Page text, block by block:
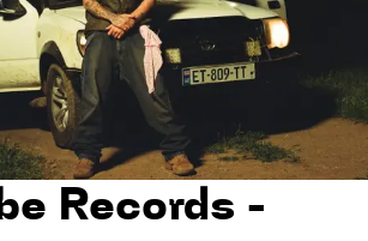
Records -